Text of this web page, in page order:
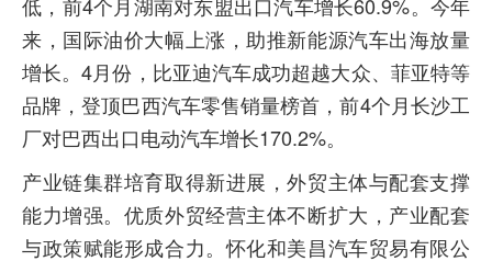
来，国际油价大幅上涨，助推新能源汽车出海放量
增长。4月份，比亚迪汽车成功超越大众、菲亚特等
品牌，登顶巴西汽车零售销量榜首，前4个月长沙工
厂对巴西出口电动汽车增长170.2%。
产业链集群培育取得新进展，外贸主体与配套支撑
能力增强。优质外贸经营主体不断扩大，产业配套
与政策赋能形成合力。怀化和美昌汽车贸易有限公